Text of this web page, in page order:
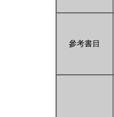
參考書目